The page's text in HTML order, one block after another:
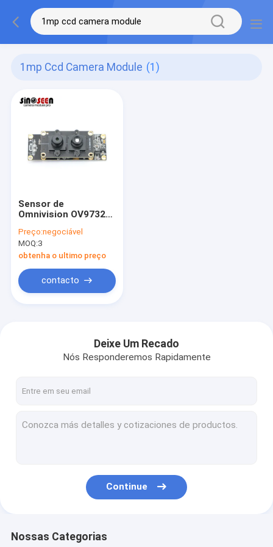
1mp Ccd Camera Module (1)
Sensor de
Omnivision OV9732
câmera do CCD de
1MP Dual Lens
Stereo 3D
Preço:negociável
MOQ:3
obtenha o ultimo preço
contacto
Deixe Um Recado
Nós Responderemos Rapidamente
Continue
Nossas Categorias